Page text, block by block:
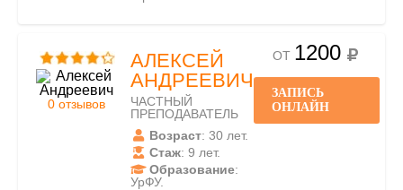
0 отзывов
АЛЕКСЕЙ
АНДРЕЕВИЧ
ЧАСТНЫЙ
ПРЕПОДАВАТЕЛЬ
Возраст: 30 лет.
Стаж: 9 лет.
Образование:
УрФУ.
ОТ 1200
ЗАПИСЬ
ОНЛАЙН